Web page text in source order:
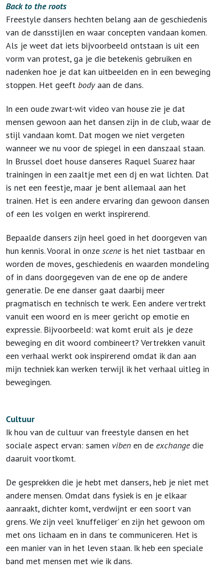
Back to the roots
Freestyle dansers hechten belang aan de geschiedenis
van de dansstijlen en waar concepten vandaan komen.
Als je weet dat iets bijvoorbeeld ontstaan is uit een
vorm van protest, ga je die betekenis gebruiken en
nadenken hoe je dat kan uitbeelden en in een beweging
stoppen. Het geeft bodyaan de dans.
In een oude zwart-wit video van house zie je dat
mensen gewoon aan het dansen zijn in de club, waar de
stijl vandaan komt. Dat mogen we niet vergeten
wanneer we nu voor de spiegel in een danszaal staan.
In Brussel doet house danseres Raquel Suarez haar
trainingen in een zaaltje met een dj en wat lichten. Dat
is net een feestje, maar je bent allemaal aan het
trainen. Het is een andere ervaring dan gewoon dansen
of een les volgen en werkt inspirerend.
Bepaalde dansers zijn heel goed in het doorgeven van
hun kennis. Vooral in onze sceneis het niet tastbaar en
worden de moves, geschiedenis en waarden mondeling
of in dans doorgegeven van de ene op de andere
generatie. De ene danser gaat daarbij meer
pragmatisch en technisch te werk. Een andere vertrekt
vanuit een woord en is meer gericht op emotie en
expressie. Bijvoorbeeld: wat komt eruit als je deze
beweging en dit woord combineert? Vertrekken vanuit
een verhaal werkt ook inspirerend omdat ik dan aan
mijn techniek kan werken terwijl ik het verhaal uitleg in
bewegingen.
Cultuur
Ik hou van de cultuur van freestyle dansen en het
sociale aspect ervan: samen viben en de exchangedie
daaruit voortkomt.
De gesprekken die je hebt met dansers, heb je niet met
andere mensen. Omdat dans fysiek is en je elkaar
aanraakt, dichter komt, verdwijnt er een soort van
grens. We zijn veel ‘knuffeliger’ en zijn het gewoon om
met ons lichaam en in dans te communiceren. Het is
een manier van in het leven staan. Ik heb een speciale
band met mensen met wie ik dans.